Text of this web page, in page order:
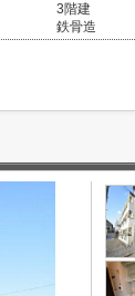
3階建
鉄骨造